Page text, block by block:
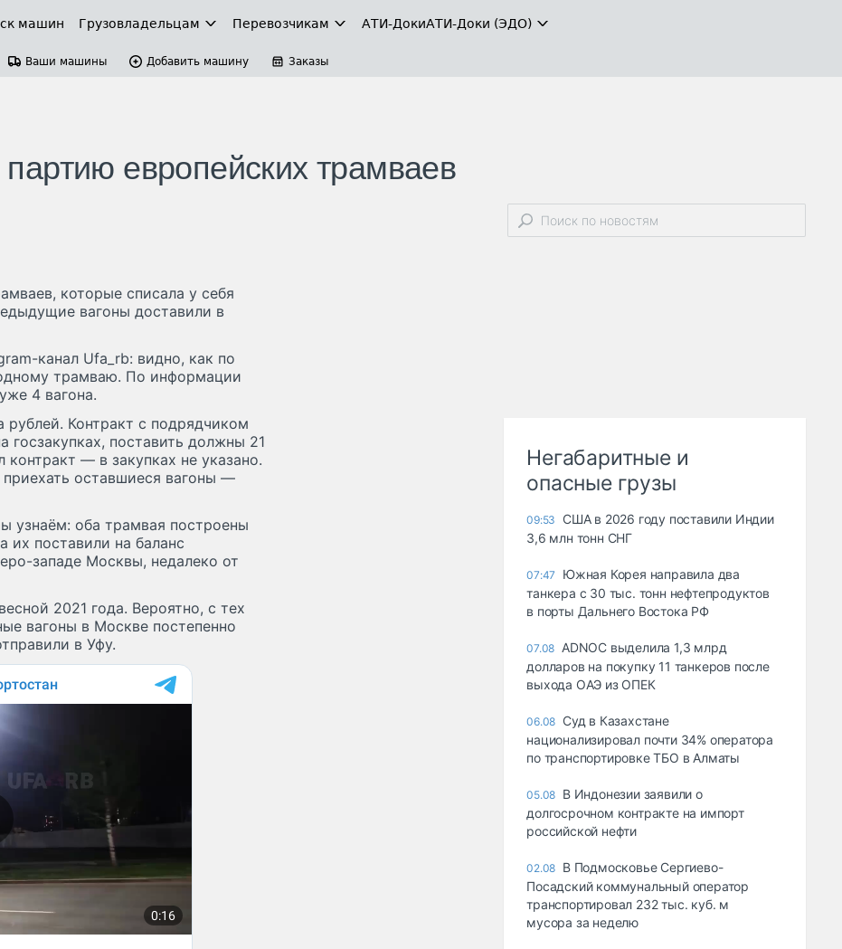
машин Грузовладельцам Перевозчикам АТИ-ДокиАТИ-Доки (ЭДО)
Ваши машины Добавить машину Заказы
европейских трамваев
которые списала у себя
вагоны доставили в
канал Ufa_rb: видно, как по
трамваю. По информации
4 вагона.
Контракт с подрядчиком
поставить должны 21
— в закупках не указано.
оставшиеся вагоны —
узнаём: оба трамвая построены
их поставили на баланс
западе Москвы, недалеко от
2021 года. Вероятно, с тех
вагоны в Москве постепенно
в Уфу.
Негабаритные и
опасные грузы
09:53
США в 2026 году поставили Индии
3,6 млн тонн СНГ
07:47
Южная Корея направила два
танкера с 30 тыс. тонн нефтепродуктов
в порты Дальнего Востока РФ
07.08 ADNOC выделила 1,3 млрд
долларов на покупку 11 танкеров после
выхода ОАЭ из ОПЕК
06.08 Суд в Казахстане
национализировал почти 34% оператора
по транспортировке ТБО в Алматы
05.08 В Индонезии заявили о
долгосрочном контракте на импорт
российской нефти
02.08 В Подмосковье Сергиево-
Посадский коммунальный оператор
транспортировал 232 тыс. куб. м
мусора за неделю